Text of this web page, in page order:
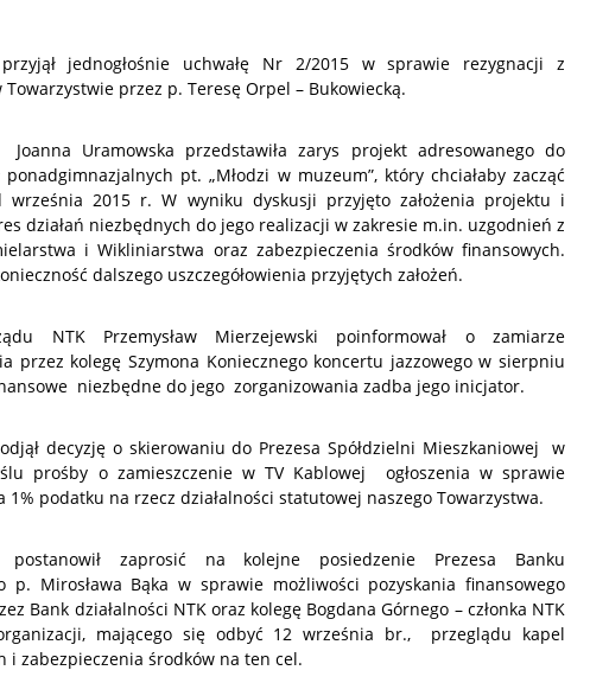
jednogłośnie uchwałę Nr 2/2015 w sprawie rezygnacji z
Towarzystwie przez p. Teresę Orpel – Bukowiecką.
Joanna Uramowska przedstawiła zarys projekt adresowanego do
ponadgimnazjalnych pt. „Młodzi w muzeum”, który chciałaby zacząć
września 2015 r. W wyniku dyskusji przyjęto założenia projektu i
działań niezbędnych do jego realizacji w zakresie m.in. uzgodnień z
i Wikliniarstwa oraz zabezpieczenia środków finansowych.
dalszego uszczegółowienia przyjętych założeń.
NTK Przemysław Mierzejewski poinformował o zamiarze
przez kolegę Szymona Koniecznego koncertu jazzowego w sierpniu
niezbędne do jego zorganizowania zadba jego inicjator.
decyzję o skierowaniu do Prezesa Spółdzielni Mieszkaniowej w
prośby o zamieszczenie w TV Kablowej ogłoszenia w sprawie
1% podatku na rzecz działalności statutowej naszego Towarzystwa.
postanowił zaprosić na kolejne posiedzenie Prezesa Banku
p. Mirosława Bąka w sprawie możliwości pozyskania finansowego
Bank działalności NTK oraz kolegę Bogdana Górnego – członka NTK
mającego się odbyć 12 września br., przeglądu kapel
i zabezpieczenia środków na ten cel.